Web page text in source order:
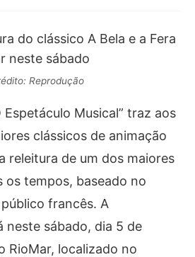
Reprodução
Espetáculo Musical” traz aos
clássicos de animação
releitura de um dos maiores
os tempos, baseado no
francês. A
neste sábado, dia 5 de
RioMar, localizado no